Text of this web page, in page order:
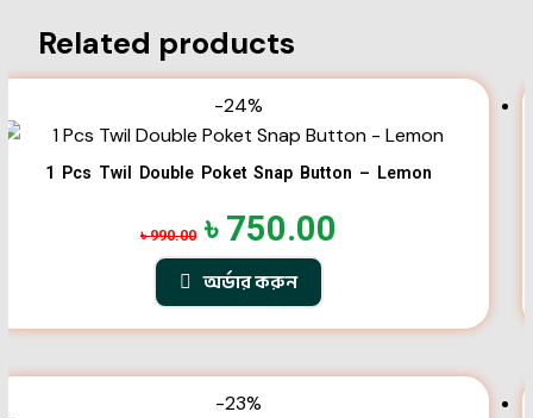
Related products
-24%
1 Pcs Twil Double Poket Snap Button – Lemon
৳990.00 ৳ 750.00
অর্ডার করুন
-23%